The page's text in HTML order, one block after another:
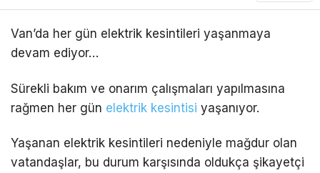
Instagram
Youtube
LinkedIn
Van’da her gün elektrik kesintileri yaşanmaya
devam ediyor…
Sürekli bakım ve onarım çalışmaları yapılmasına
rağmen her gün elektrik kesintisi yaşanıyor.
Yaşanan elektrik kesintileri nedeniyle mağdur olan
vatandaşlar, bu durum karşısında oldukça şikayetçi